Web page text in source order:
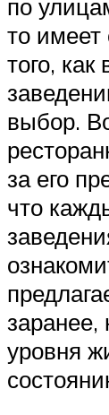
по
то
того,
выбор.
за его
что
заранее,
уровня